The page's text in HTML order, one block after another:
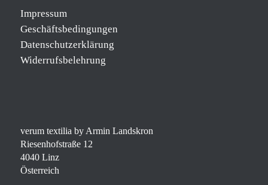
Impressum
Geschäftsbedingungen
Datenschutzerklärung
Widerrufsbelehrung
verum textilia by Armin Landskron
Riesenhofstraße 12
4040 Linz
Österreich